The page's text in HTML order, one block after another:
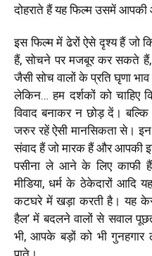
दोहराते हैं यह फिल्म उसमें
इस फिल्म में ढेरों ऐसे दृश्य हैं जो
हैं, सोचने पर मजबूर कर सकते
जैसी सोच वालों के प्रति घृणा
लेकिन… हम दर्शकों को चाहिए
विवाद बनाकर न छोड़ दें।
जरुर रहें ऐसी मानसिकता से।
संवाद हैं जो मारक हैं और आपकी
पसीना ले आने के लिए काफी
मीडिया, धर्म के ठेकेदारों आदि
कटघरे में खड़ा करती है। यह
हैल’ में बदलने वालों से सवाल
भी, आपके बड़ों को भी गुनहगार